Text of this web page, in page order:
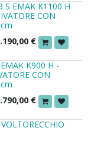
S EMAK K1100 H
CON
€
K900 H -
CON
€